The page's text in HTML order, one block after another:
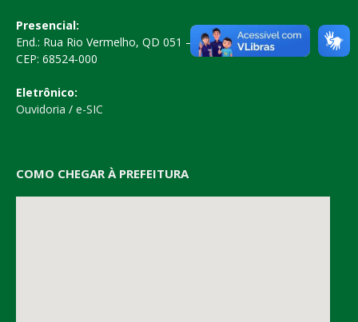
Presencial:
End.: Rua Rio Vermelho, QD 051 – Centro
CEP: 68524-000
Eletrônico:
Ouvidoria / e-SIC
COMO CHEGAR À PREFEITURA